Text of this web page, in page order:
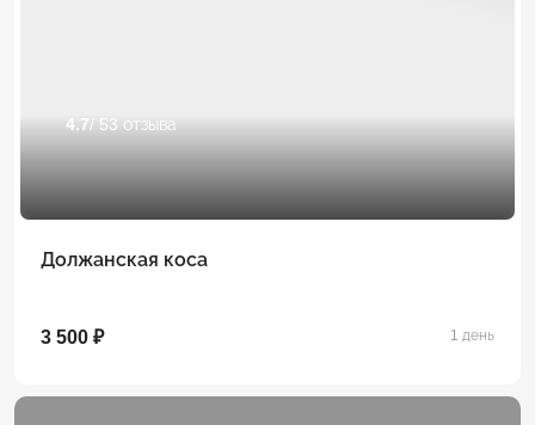
4.7/ 53 отзыва
Должанская коса
3 500 ₽ 1 день